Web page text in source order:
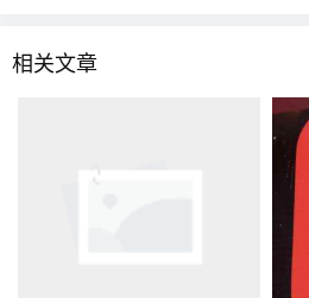
相关文章